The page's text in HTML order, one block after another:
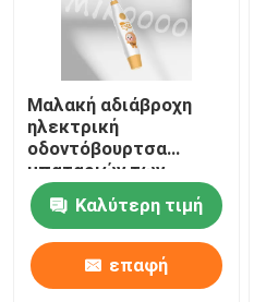
Μαλακή αδιάβροχη
ηλεκτρική
οδοντόβουρτσα
μπαταριών των
παιδιών
οδοντοβουρτσών IPX7
καθαρίζοντας
Καλύτερη τιμή
επαφή